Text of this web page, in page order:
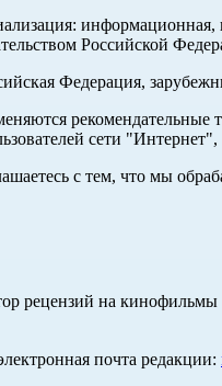
информационная,
Российской
Федерация,
рекомендательные
сети
с тем, что мы
рецензий на кинофильмы
почта редакции: